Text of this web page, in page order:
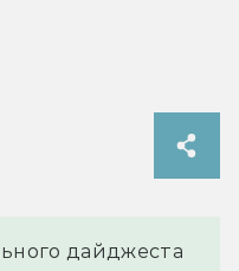
дайджеста